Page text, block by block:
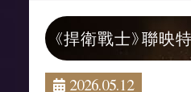
《捍衛戰士》聯
2026.05.12